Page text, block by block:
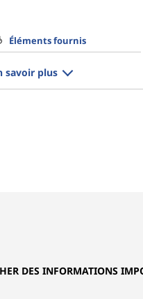
Éléments fournis
savoir plus
DES INFORMATIONS